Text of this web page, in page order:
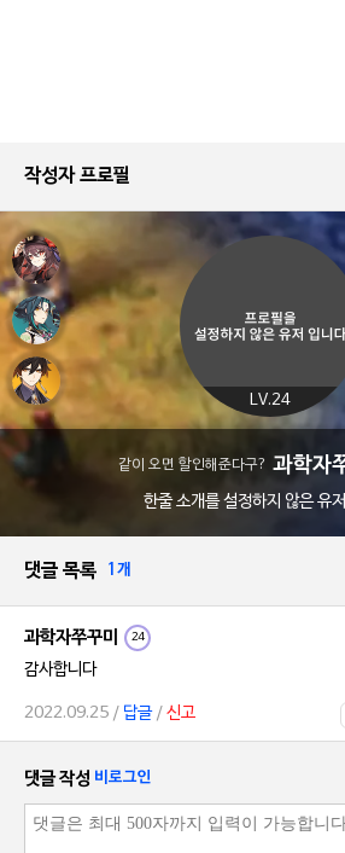
작성자 프로필
LV.24
같이 오면 할인해준다구? 과학자
한줄 소개를 설정하지 않은 유
댓글 목록 1개
과학자쭈꾸미 24
감사합니다
2022.09.25 / 답글/ 신고
댓글 작성 비로그인